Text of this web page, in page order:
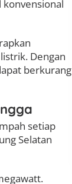
Dengan
berkurang
setiap
Selatan